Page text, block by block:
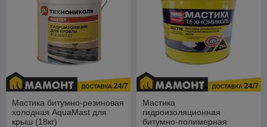
Мастика битумно-резиновая
холодная AquaMast для
крыш (18кг)
Мастика
гидроизоляционная
битумно-полимерная